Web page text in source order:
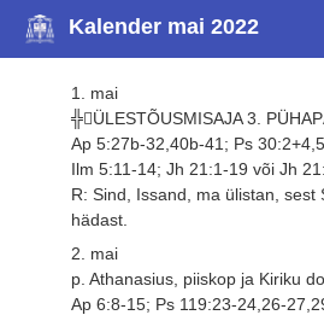
Kalender mai 2022
1. mai
╬ÜLESTÕUSMISAJA 3.
Ap 5:27b-32,40b-41; Ps
Ilm 5:11-14; Jh 21:1-19 või Jh
R: Sind, Issand, ma ülistan, sest
hädast.
2. mai
p. Athanasius, piiskop ja Kiriku
Ap 6:8-15; Ps 119:23-24,26-